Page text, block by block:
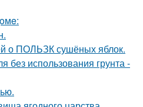
о ПОЛЬЗК сушёных яблок.
без использования грунта -